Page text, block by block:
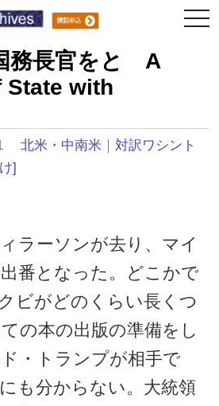
務長官をと A
State with
北米・中南米 ｜対訳ワシント
]
ラーソンが去り、マイ
番となった。どこかで
ビがどのくらい長くつ
の本の出版の準備をし
・トランプが相手で
も分からない。大統領